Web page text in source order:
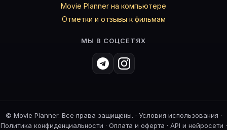
Movie Planner на компьютере
Отметки и отзывы к фильмам
МЫ В СОЦСЕТЯХ
© Movie Planner. Все права защищены. · Условия использования ·
Политика конфиденциальности · Оплата и оферта · API и нейросети ·